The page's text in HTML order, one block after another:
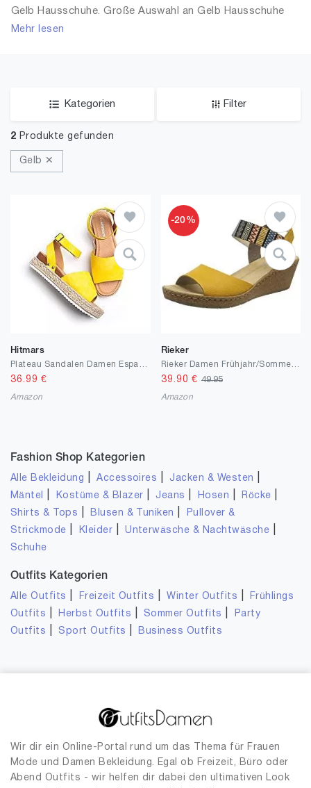
Gelb Hausschuhe. Große Auswahl an Gelb Hausschuhe
und alle Trends aus 2026 für Frauen!
Mehr lesen
Kategorien Filter
2 Produkte gefunden
Gelb ✕
Hitmars
36.99 €
Amazon
-20%
Rieker
39.90 € 49.95
Amazon
Fashion Shop Kategorien
Alle Bekleidung |Accessoires Jacken & Westen
Mäntel Kostüme & Blazer Jeans Hosen Röcke
Shirts & Tops Blusen & Tuniken
Pullover &
Strickmode
Kleider |Unterwäsche & Nachtwäsche
Schuhe
Outfits Kategorien
Alle Outfits Freizeit Outfits |Winter Outfits
Frühlings
Outfits
Herbst Outfits Sommer Outfits
Party
Outfits
Sport Outfits Business Outfits
Wir dir ein Online-Portal rund um das Thema für Frauen
Mode und Damen Bekleidung. Egal ob Freizeit, Büro oder
Abend Outfits - wir helfen dir dabei den ultimativen Look